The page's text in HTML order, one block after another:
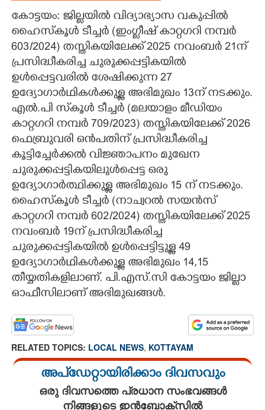
CARTOONS
LITERATURE
ZOOM
CONTACT US
കോട്ടയം: ജില്ലയിൽ വിദ്യാഭ്യാസ വകുപ്പിൽ
ഹൈസ്‌കൂൾ ടീച്ചർ (ഇംഗ്ലീഷ് കാറ്റഗറി നമ്പർ
603/2024) തസ്തികയിലേക്ക് 2025 നവംബർ 21ന്
പ്രസിദ്ധീകരിച്ച ചുരുക്കപ്പട്ടികയിൽ
ഉൾപ്പെട്ടവരിൽ ശേഷിക്കുന്ന 27
ഉദ്യോഗാർഥികൾക്കുള്ള അഭിമുഖം 13ന് നടക്കും.
എൽ.പി സ്‌കൂൾ ടീച്ചർ (മലയാളം മീഡിയം
കാറ്റഗറി നമ്പർ 709/2023) തസ്തികയിലേക്ക് 2026
ഫെബ്രുവരി ഒൻപതിന് പ്രസിദ്ധീകരിച്ച
കൂട്ടിച്ചേർക്കൽ വിജ്ഞാപനം മുഖേന
ചുരുക്കപ്പട്ടികയിലുൾപ്പെട്ട ഒരു
ഉദ്യോഗാർത്ഥിക്കുള്ള അഭിമുഖം 15 ന് നടക്കും.
ഹൈസ്‌കൂൾ ടീച്ചർ (നാച്വറൽ സയൻസ്
കാറ്റഗറി നമ്പർ 602/2024) തസ്തികയിലേക്ക് 2025
നവംബർ 19ന് പ്രസിദ്ധീകരിച്ച
ചുരുക്കപ്പട്ടികയിൽ ഉൾപ്പെട്ടിട്ടുള്ള 49
ഉദ്യോഗാർഥികൾക്കുള്ള അഭിമുഖം 14,15
തീയ്യതികളിലാണ്. പി.എസ്.സി കോട്ടയം ജില്ലാ
ഓഫീസിലാണ് അഭിമുഖങ്ങൾ.
RELATED TOPICS: LOCAL NEWS, KOTTAYAM
അപ്ഡേറ്റായിരിക്കാം ദിവസവും
ഒരു ദിവസത്തെ പ്രധാന സംഭവങ്ങൾ
നിങ്ങളുടെ ഇൻബോക്സിൽ